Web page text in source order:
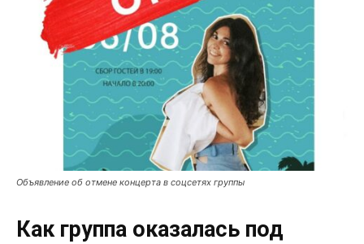
Объявление об отмене концерта в соцсетях группы
Как группа оказалась под